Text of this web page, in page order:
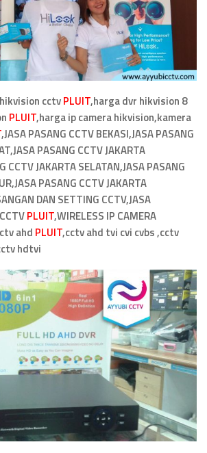
cctvPLUIT,harga dvr hikvision 8
PLUIT,harga ip camera hikvision,kamera
,JASA PASANG CCTV BEKASI,JASA PASANG
PASANG CCTV JAKARTA
CCTV JAKARTA SELATAN,JASA PASANG
PASANG CCTV JAKARTA
DAN SETTING CCTV,JASA
PLUIT,WIRELESS IP CAMERA
ahd PLUIT,cctv ahd tvi cvi cvbs ,cctv
hdtvi